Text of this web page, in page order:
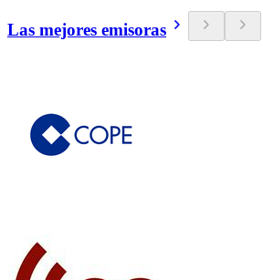
Las mejores emisoras